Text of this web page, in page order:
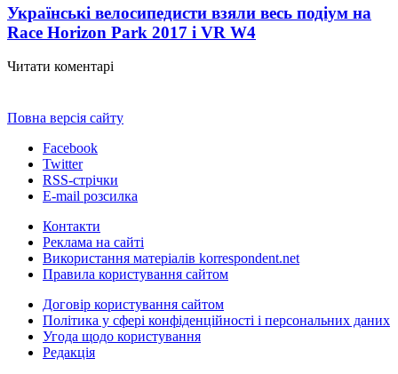
Українські велосипедисти взяли весь подіум на
Race Horizon Park 2017 і VR W4
Читати коментарі
Повна версія сайту
Facebook
Twitter
RSS-стрічки
E-mail розсилка
Контакти
Реклама на сайті
Використання матеріалів korrespondent.net
Правила користування сайтом
Договір користування сайтом
Політика у сфері конфіденційності і персональних даних
Угода щодо користування
Редакція